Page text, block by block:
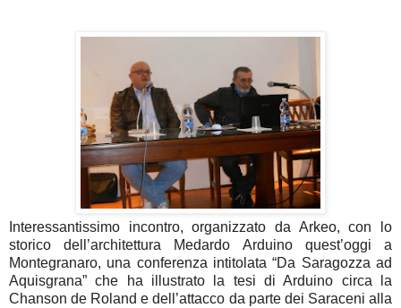
Interessantissimo incontro, organizzato da Arkeo, con lo
storico dell’architettura Medardo Arduino quest’oggi a
Montegranaro, una conferenza intitolata “Da Saragozza ad
Aquisgrana” che ha illustrato la tesi di Arduino circa la
Chanson de Roland e dell’attacco da parte dei Saraceni alla